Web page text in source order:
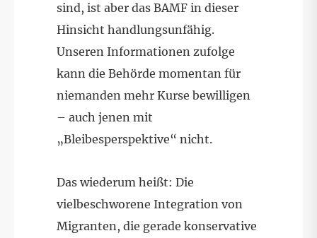
sind, ist aber das BAMF in dieser
Hinsicht handlungsunfähig.
Unseren Informationen zufolge
kann die Behörde momentan für
niemanden mehr Kurse bewilligen
– auch jenen mit
„Bleibesperspektive“ nicht.
Das wiederum heißt: Die
vielbeschworene Integration von
Migranten, die gerade konservative